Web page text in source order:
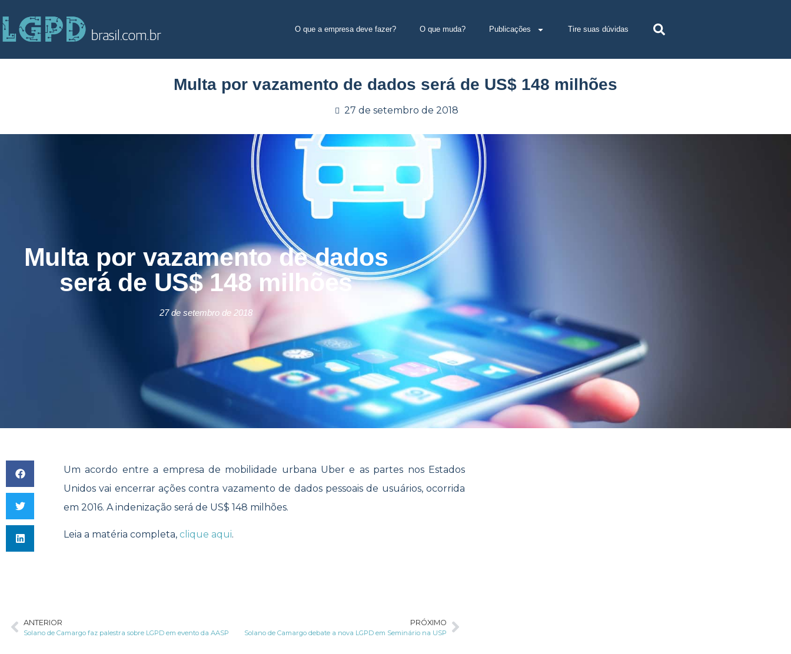
O que a empresa deve fazer? O que muda? Publicações Tire suas dúvidas
Multa por vazamento de dados será de US$ 148 milhões
27 de setembro de 2018
Multa por vazamento de dados
será de US$ 148 milhões
27 de setembro de 2018
Um acordo entre a empresa de mobilidade urbana Uber e as partes nos Estados
Unidos vai encerrar ações contra vazamento de dados pessoais de usuários, ocorrida
em 2016. A indenização será de US$ 148 milhões.
Leia a matéria completa, clique aqui.
ANTERIOR
Solano de Camargo faz palestra sobre LGPD em evento da AASP
PRÓXIMO
Solano de Camargo debate a nova LGPD em Seminário na USP